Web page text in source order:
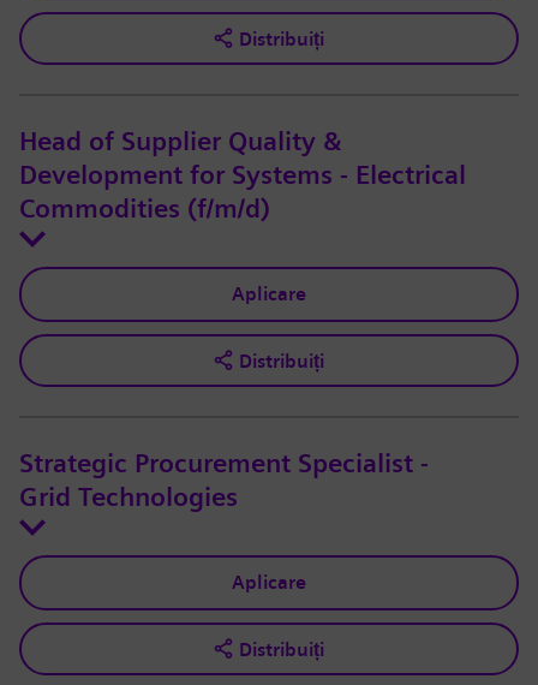
Distribuiți
Head of Supplier Quality &
Development for Systems - Electrical
Commodities (f/m/d)
Aplicare
Distribuiți
Strategic Procurement Specialist -
Grid Technologies
Aplicare
Distribuiți